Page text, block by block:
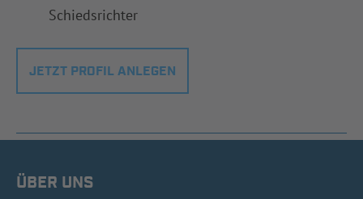
Schiedsrichter
JETZT PROFIL ANLEGEN
ÜBER UNS